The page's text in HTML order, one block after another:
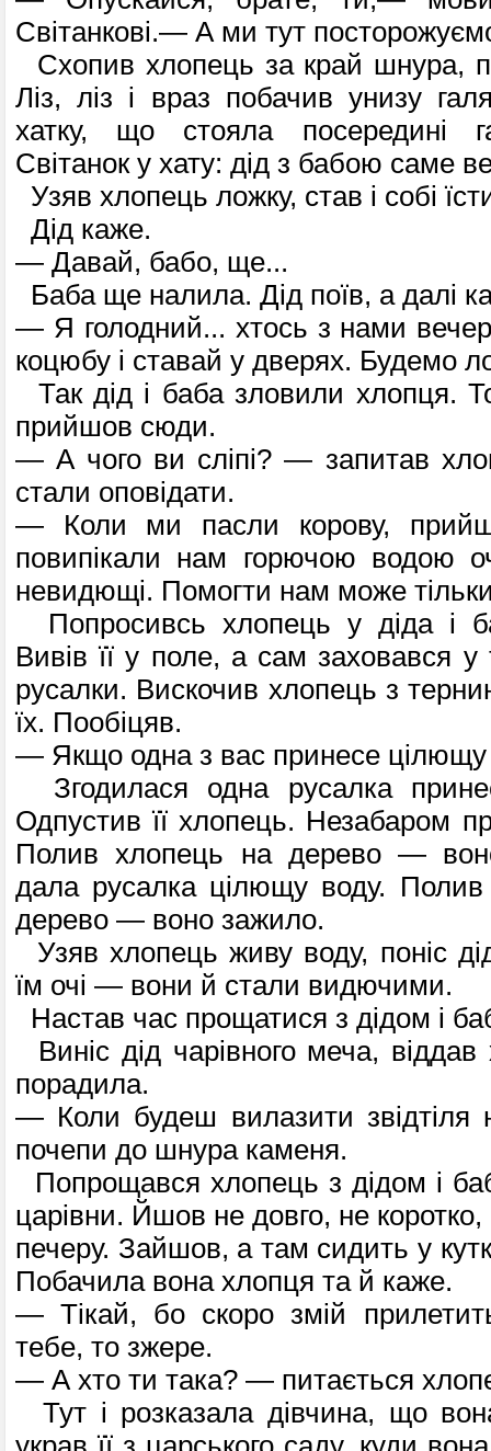
Світанкові.— А ми тут
Схопив хлопець за край шнура,
Ліз, ліз і враз побачив унизу
хатку, що стояла посередині
Світанок у хату: дід з бабою саме
Узяв хлопець ложку, став і собі
Дід каже.
— Давай, бабо, ще...
Баба ще налила. Дід поїв, а далі
— Я голодний... хтось з нами
коцюбу і ставай у дверях. Будемо
Так дід і баба зловили хлопця.
прийшов сюди.
— А чого ви сліпі? — запитав
стали оповідати.
— Коли ми пасли корову,
повипікали нам горючою водою
невидющі. Помогти нам може
Попросивсь хлопець у діда і
Вивів її у поле, а сам заховався
русалки. Вискочив хлопець з
їх. Пообіцяв.
— Якщо одна з вас принесе цілющу
Згодилася одна русалка
Одпустив її хлопець. Незабаром
Полив хлопець на дерево — воно
дала русалка цілющу воду.
дерево — воно зажило.
Узяв хлопець живу воду, поніс
їм очі — вони й стали видючими.
Настав час прощатися з дідом і
Виніс дід чарівного меча,
порадила.
— Коли будеш вилазити звідтіля
почепи до шнура каменя.
Попрощався хлопець з дідом і
царівни. Йшов не довго, не
печеру. Зайшов, а там сидить у
Побачила вона хлопця та й каже.
— Тікай, бо скоро змій
тебе, то зжере.
— А хто ти така? — питається
Тут і розказала дівчина, що